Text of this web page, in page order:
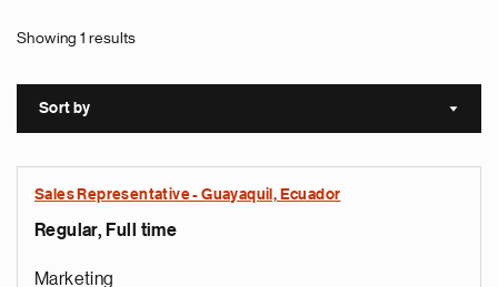
Showing 1 results
Sort by Sort
Sales Representative - Guayaquil, Ecuador
Regular, Full time
Marketing